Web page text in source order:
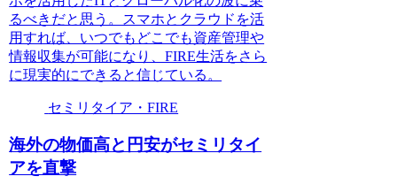
るべきだと思う。スマホとクラウドを活
用すれば、いつでもどこでも資産管理や
情報収集が可能になり、FIRE生活をさら
に現実的にできると信じている。
セミリタイア・FIRE
海外の物価高と円安がセミリタイ
アを直撃